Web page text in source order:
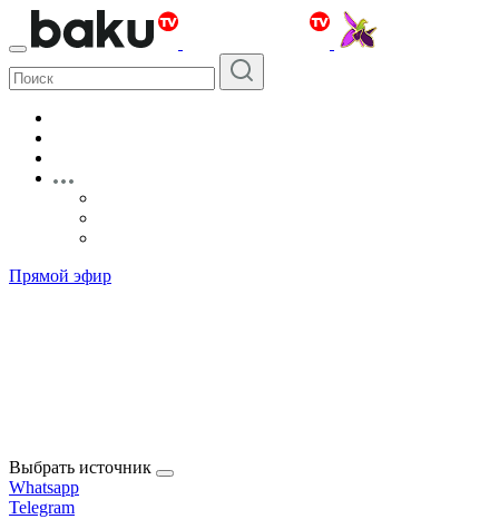
Прямой эфир
Выбрать источник
Whatsapp
Telegram